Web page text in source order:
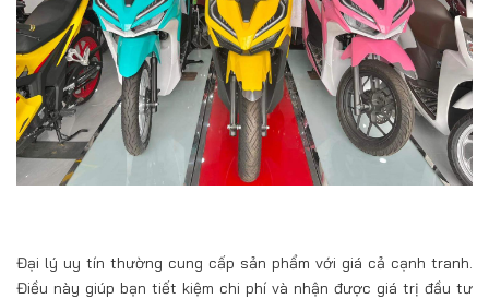
Đại lý uy tín thường cung cấp sản phẩm với giá cả cạnh tranh.
Điều này giúp bạn tiết kiệm chi phí và nhận được giá trị đầu tư